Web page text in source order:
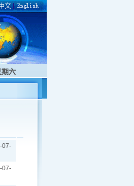
六
07-
07-